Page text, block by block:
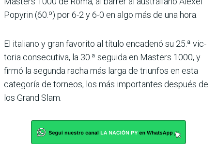
Popyrin (60.º) por 6-2 y 6-0 en algo más de una hora.
El italiano y gran favorito al título encadenó su 25.ª vic­
toria consecutiva, la 30.ª seguida en Masters 1000, y
firmó la segunda racha más larga de triunfos en esta
cate­goría de torneos, los más importantes después de
los Grand Slam.